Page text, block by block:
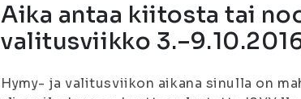
Aika antaa kiitosta tai
valitusviikko
Hymy- ja valitusviikon aikana sinulla on